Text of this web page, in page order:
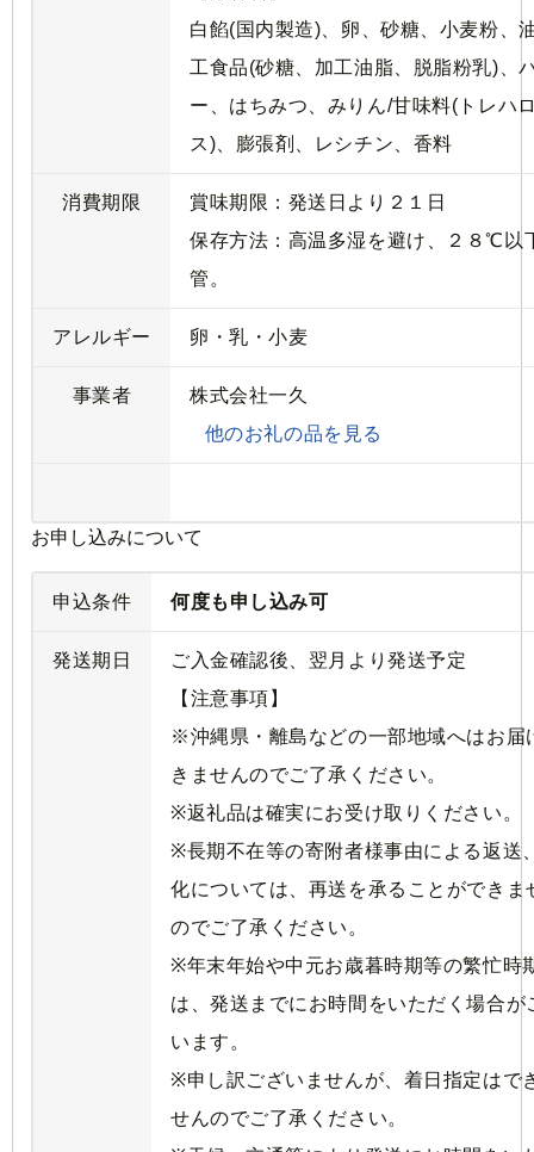
白餡(国内製造)、卵、砂糖、小麦粉、
工食品(砂糖、加工油脂、脱脂粉乳)、
ー、はちみつ、みりん/甘味料(トレハ
ス)、膨張剤、レシチン、香料
消費期限
賞味期限：発送日より２１日
保存方法：高温多湿を避け、２８℃以
管。
アレルギー 卵・乳・小麦
事業者
株式会社一久
他のお礼の品を見る
お申し込みについて
申込条件 何度も申し込み可
発送期日
ご入金確認後、翌月より発送予定
【注意事項】
※沖縄県・離島などの一部地域へはお届
きませんのでご了承ください。
※返礼品は確実にお受け取りください。
※長期不在等の寄附者様事由による返送
化については、再送を承ることができま
のでご了承ください。
※年末年始や中元お歳暮時期等の繁忙時
は、発送までにお時間をいただく場合が
います。
※申し訳ございませんが、着日指定はで
せんのでご了承ください。